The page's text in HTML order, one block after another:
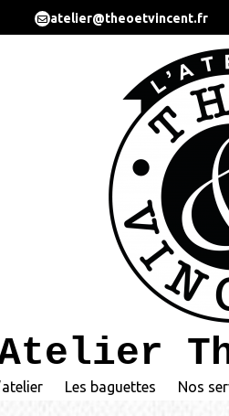
atelier@theoetvincent.fr
Les baguettes Nos